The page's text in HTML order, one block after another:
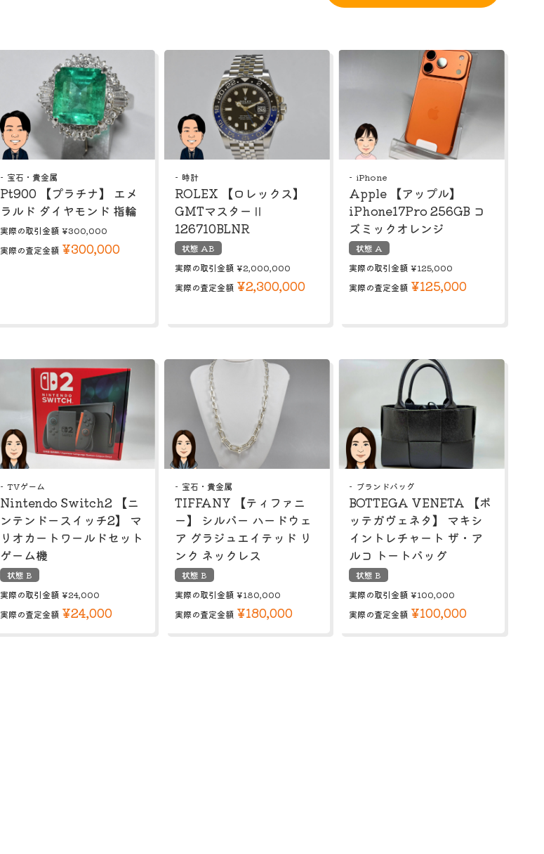
宝石・貴金属
Pt900 【プラチナ】 エメ
ラルド ダイヤモンド 指輪
実際の取引金額 ¥300,000
実際の査定金額 ¥300,000
時計
ROLEX 【ロレックス】
GMTマスターⅡ
126710BLNR
状態 AB
実際の取引金額 ¥2,000,000
実際の査定金額 ¥2,300,000
iPhone
Apple 【アップル】
iPhone17Pro 256GB コ
ズミックオレンジ
状態 A
実際の取引金額 ¥125,000
実際の査定金額 ¥125,000
TVゲーム
Nintendo Switch2 【ニ
ンテンドースイッチ2】 マ
リオカートワールドセット
ゲーム機
状態 B
実際の取引金額 ¥24,000
実際の査定金額 ¥24,000
宝石・貴金属
TIFFANY 【ティファニ
ー】 シルバー ハードウェ
ア グラジュエイテッド リ
ンク ネックレス
状態 B
実際の取引金額 ¥180,000
実際の査定金額 ¥180,000
ブランドバッグ
BOTTEGA VENETA 【ボ
ッテガヴェネタ】 マキシ
イントレチャート ザ・ア
ルコ トートバッグ
状態 B
実際の取引金額 ¥100,000
実際の査定金額 ¥100,000